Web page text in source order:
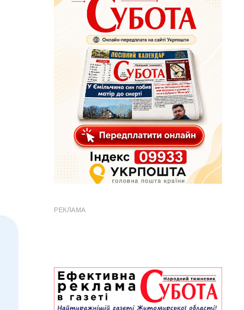
РЕКЛАМА